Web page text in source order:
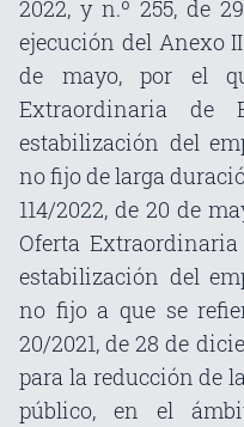
2022, y n.º 255, de
ejecución del Anexo II
de mayo, por el
Extraordinaria de
estabilización del
no fijo de larga
114/2022, de 20 de
Oferta
estabilización del
no fijo a que se
20/2021, de 28 de
para la reducción de
público, en el